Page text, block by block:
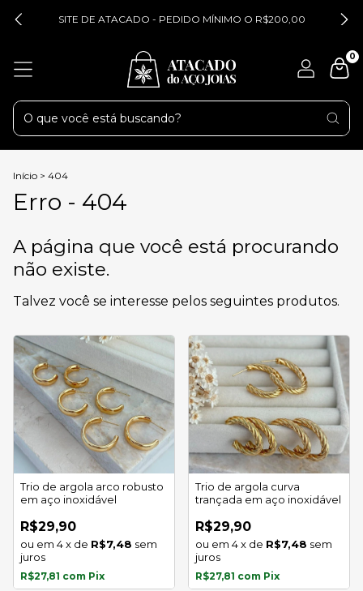
SITE DE ATACADO - PEDIDO MÍNIMO O R$200,00
0
Início > 404
Erro - 404
A página que você está procurando
não existe.
Talvez você se interesse pelos seguintes produtos.
Trio de argola arco robusto
em aço inoxidável
R$29,90
4x de R$7,48 sem
juros
R$27,81 com Pix
Trio de argola curva
trançada em aço inoxidável
R$29,90
4x de R$7,48 sem
juros
R$27,81 com Pix